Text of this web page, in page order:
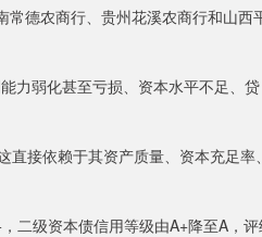
德农商行、贵州花溪农商行和山西
力弱化甚至亏损、资本水平不足、贷
接依赖于其资产质量、资本充足率
二级资本债信用等级由A+降至A，